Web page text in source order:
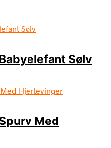
Sølv
kr..
Med